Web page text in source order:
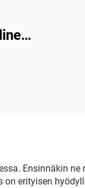
Ensinnäkin
erityisen